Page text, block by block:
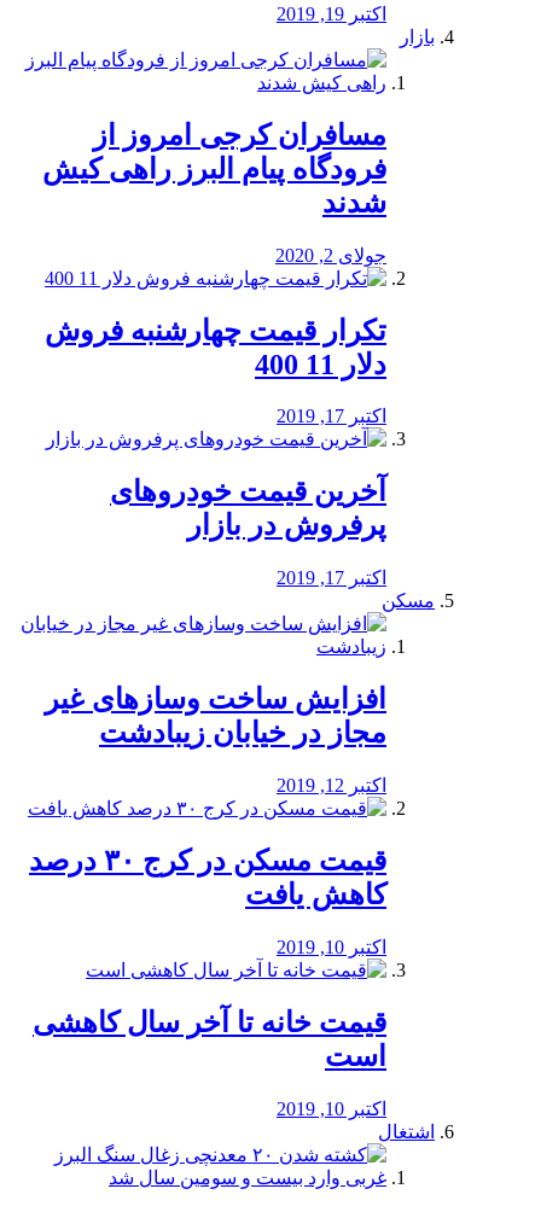
اکتبر 19, 2019
بازار
مسافران کرجی امروز از
فرودگاه پیام البرز راهی کیش
شدند
جولای 2, 2020
تکرار قیمت چهارشنبه فروش
دلار 11 400
اکتبر 17, 2019
آخرین قیمت خودرو‌های
پرفروش در بازار
اکتبر 17, 2019
مسکن
افزایش ساخت وسازهای غیر
مجاز در خیابان زیبادشت
اکتبر 12, 2019
️قیمت مسکن در کرج ۳۰ درصد
کاهش یافت
اکتبر 10, 2019
قیمت خانه تا آخر سال کاهشی
است
اکتبر 10, 2019
اشتغال